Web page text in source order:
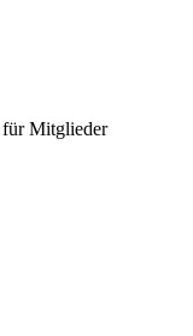
für Mitglieder